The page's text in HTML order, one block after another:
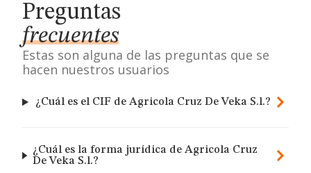
Preguntas
frecuentes
Estas son alguna de las preguntas que se
hacen nuestros usuarios
¿Cuál es el CIF de Agricola Cruz De Veka S.l.?
¿Cuál es la forma jurídica de Agricola Cruz
De Veka S.l.?